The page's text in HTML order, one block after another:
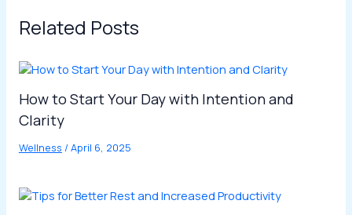
Related Posts
How to Start Your Day with Intention and
Clarity
Wellness / April 6, 2025